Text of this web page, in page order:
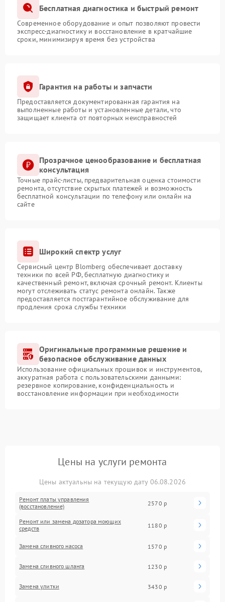
Бесплатная диагностика и быстрый ремонт
Современное оборудование и опыт позволяют провести
экспресс-диагностику и восстановление в кратчайшие
сроки, минимизируя время без устройства
Гарантия на работы и запчасти
Предоставляется документированная гарантия на
выполненные работы и установленные детали, что
защищает клиента от повторных неисправностей
Прозрачное ценообразование и бесплатная
консультация
Точные прайс-листы, предварительная оценка стоимости
ремонта, отсутствие скрытых платежей и возможность
бесплатной консультации по телефону или онлайн на
сайте
Широкий спектр услуг
Сервисный центр Blomberg обеспечивает доставку
техники по всей РФ, бесплатную диагностику и
качественный ремонт, включая срочный ремонт. Клиенты
могут отслеживать статус ремонта онлайн. Также
предоставляется постгарантийное обслуживание для
продления срока службы техники
Оригинальные программные решение и
безопасное обслуживание данных
Использование официальных прошивок и инструментов,
аккуратная работа с пользовательскими данными:
резервное копирование, конфиденциальность и
восстановление информации при необходимости
Цены на услуги ремонта
Цены актуальны на текущую дату 06.08.2026
Ремонт платы управления
(восстановление)
2570 р
Ремонт или замена дозатора моющих
средств
1180 р
Замена сливного насоса 1570 р
Замена сливного шланга 1230 р
Замена улитки 3430 р